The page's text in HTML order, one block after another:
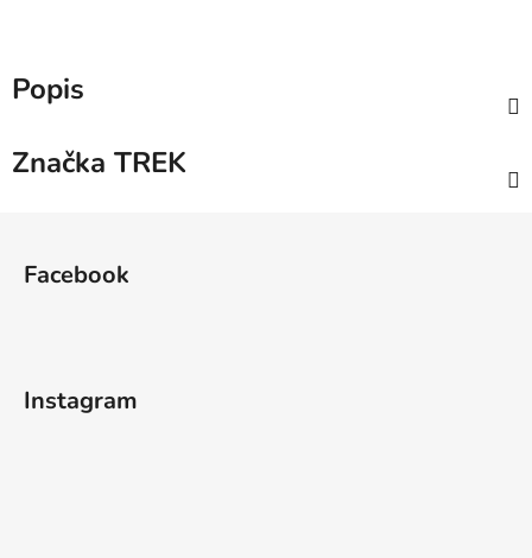
Popis
Značka TREK
Facebook
Instagram